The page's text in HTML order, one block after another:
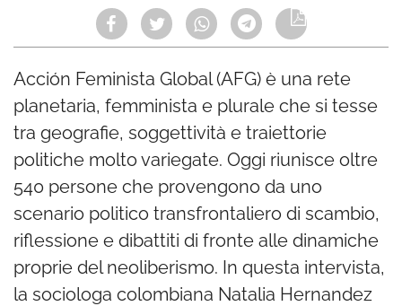
Acción Feminista Global (AFG) è una rete
planetaria, femminista e plurale che si tesse
tra geografie, soggettività e traiettorie
politiche molto variegate. Oggi riunisce oltre
540 persone che provengono da uno
scenario politico transfrontaliero di scambio,
riflessione e dibattiti di fronte alle dinamiche
proprie del neoliberismo. In questa intervista,
la sociologa colombiana Natalia Hernandez